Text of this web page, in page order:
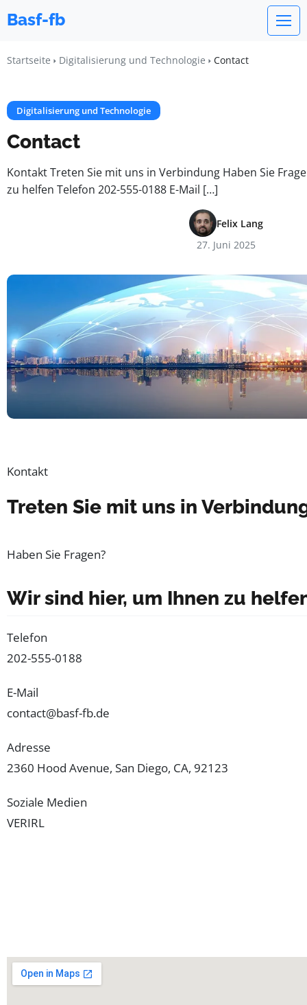
Basf-fb
Startseite Digitalisierung und Technologie Contact
Digitalisierung und Technologie
Contact
Kontakt Treten Sie mit uns in Verbindung Haben Sie
zu helfen Telefon 202-555-0188 E-Mail […]
Felix Lang
27. Juni 2025
Kontakt
Treten Sie mit uns in
Haben Sie Fragen?
Wir sind hier, um Ihnen zu
Telefon
202-555-0188
E-Mail
contact@basf-fb.de
Adresse
2360 Hood Avenue, San Diego, CA, 92123
Soziale Medien
VERIRL